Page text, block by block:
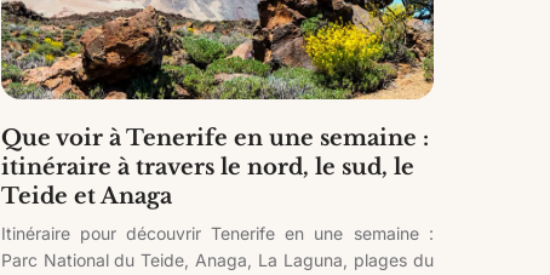
Que voir à Tenerife en une semaine :
itinéraire à travers le nord, le sud, le
Teide et Anaga
Itinéraire pour découvrir Tenerife en une semaine :
Parc National du Teide, Anaga, La Laguna, plages du